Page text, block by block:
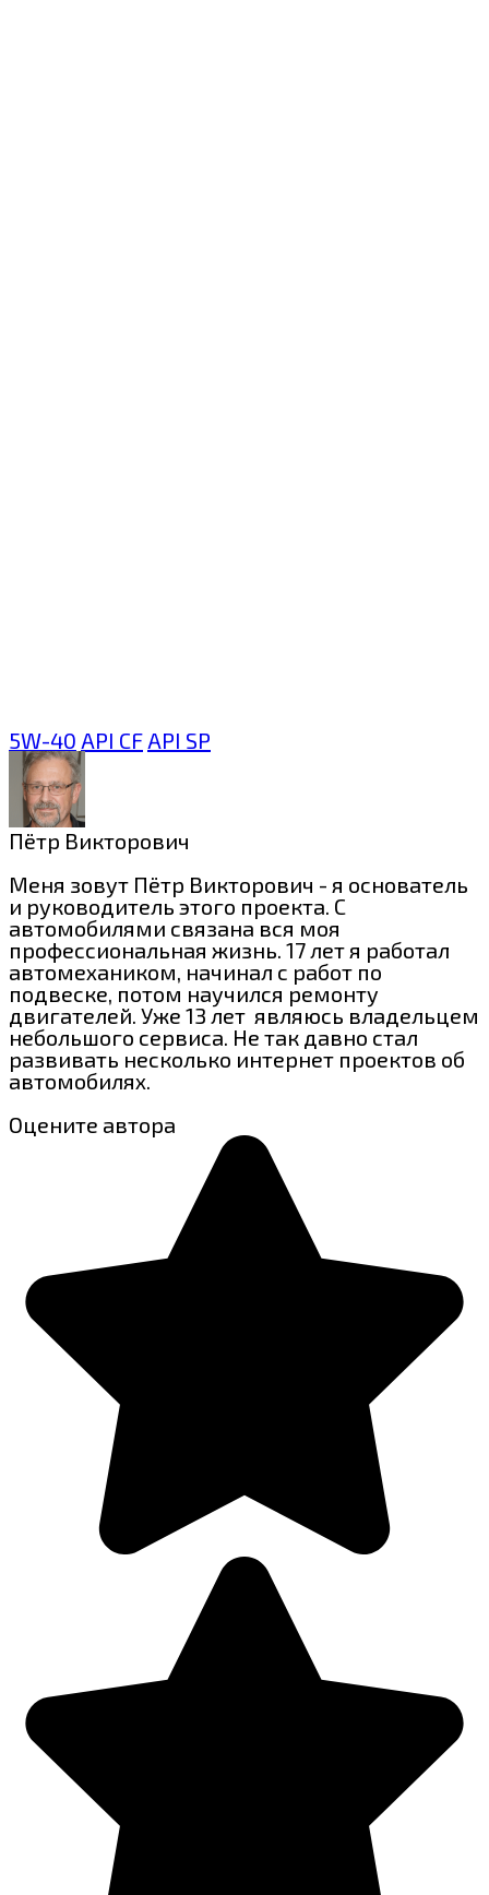
5W-40 API CF API SP
Пётр Викторович
Меня зовут Пётр Викторович - я основатель
и руководитель этого проекта. С
автомобилями связана вся моя
профессиональная жизнь. 17 лет я работал
автомехаником, начинал с работ по
подвеске, потом научился ремонту
двигателей. Уже 13 лет являюсь владельцем
небольшого сервиса. Не так давно стал
развивать несколько интернет проектов об
автомобилях.
Оцените автора